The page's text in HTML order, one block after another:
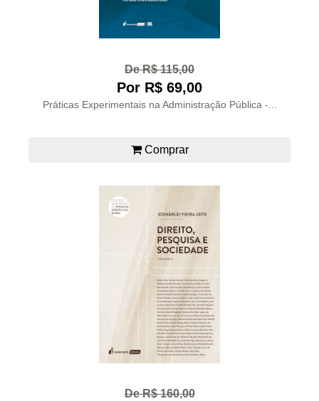
De R$ 115,00
Por R$ 69,00
Práticas Experimentais na Administração Pública -...
Comprar
De R$ 160,00